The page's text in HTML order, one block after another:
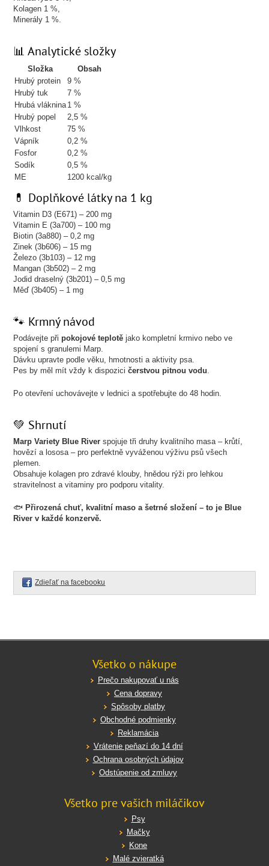
Kolagen 1 %,
Minerály 1 %.
📊 Analytické složky
Složka
Obsah
Hrubý protein
9 %
Hrubý tuk
7 %
Hrubá vláknina1 %
Hrubý popel
2,5 %
Vlhkost
75 %
Vápník
0,2 %
Fosfor
0,2 %
Sodík
0,5 %
ME
1200 kcal/kg
💊 Doplňkové látky na 1 kg
Vitamin D3 (E671) – 200 mg
Vitamin E (3a700) – 100 mg
Biotin (3a880) – 0,2 mg
Zinek (3b606) – 15 mg
Železo (3b103) – 12 mg
Mangan (3b502) – 2 mg
Jodid draselný (3b201) – 0,5 mg
Měď (3b405) – 1 mg
🐾 Krmný návod
Podávejte připokojové teplotě jako kompletní krmivo nebo ve
spojení s granulemi Marp.
Dávku upravte podle věku, hmotnosti a aktivity psa.
Pes by měl mít vždy k dispozicičerstvou pitnou vodu.
Po otevření uchovávejte v lednici a spotřebujte do 48 hodin.
💚 Shrnutí
Marp Variety Blue River spojuje tři druhy kvalitního masa – krůtí,
hovězí a lososa – pro perfektně vyváženou výživu psů všech
plemen.
Obsahuje kolagen pro zdravé klouby, hnědou rýži pro lehkou
stravitelnost a vitaminy pro podporu vitality.
🐟 Přirozená chuť, kvalitní maso a šetrné složení – to je Blue
River v každé konzervě.
Zdieľať na facebooku
Všetko o nákupe
Prečo nakupovať u nás
Cena dopravy
Spôsoby platby
Obchodné podmienky
Reklamácia
Vrátenie peňazí do 14 dní
Ochrana osobných údajov
Odstúpenie od zmluvy
Všetko pre vašich miláčikov
Psy
Mačky
Kone
Malé zvieratká